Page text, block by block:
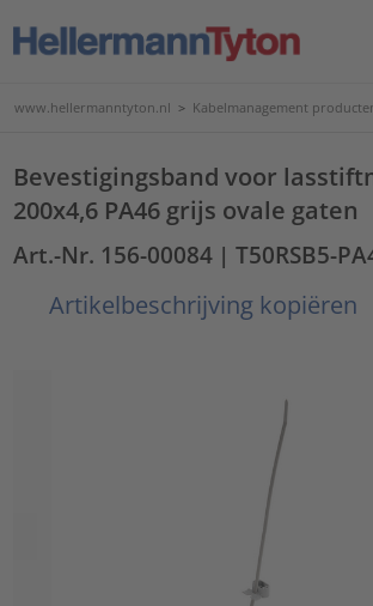
www.hellermanntyton.nl > Kabelmanagement
Bevestigingsband voor
200x4,6 PA46 grijs ovale gaten
Art.-Nr. 156-00084 | T50RSB5-
Artikelbeschrijving kopiëren